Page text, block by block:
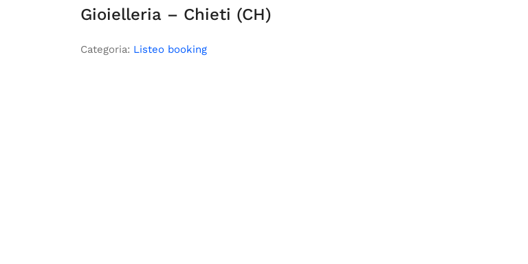
Gioielleria – Chieti (CH)
Categoria: Listeo booking